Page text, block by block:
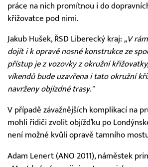
práce na nich promítnou i do
křižovatce pod nimi.
Jakub Hušek, ŘSD Liberecký kraj: „V
dojít i k opravě nosné konstrukce ze
přístup je z vozovky z okružní
víkendů bude uzavřena i tato okružní
navrženy objízdné trasy."
V případě závažnějších komplikací na
mohli řidiči zvolit objížďku po
není možné kvůli opravě tamního
Adam Lenert (ANO 2011), náměstek